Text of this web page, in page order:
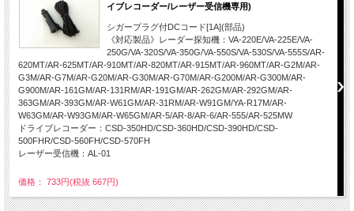
イブレコーダー/レーザー受信機専用)
シガープラグ付DCコード[1A](部品)
《対応製品》レーダー探知機：VA-220E/VA-225E/VA-
250G/VA-320S/VA-350G/VA-550S/VA-530S/VA-555S/AR-
620MT/AR-625MT/AR-910MT/AR-820MT/AR-915MT/AR-960MT/AR-G2M/AR-
G3M/AR-G7M/AR-G20M/AR-G30M/AR-G70M/AR-G200M/AR-G300M/AR-
G900M/AR-161GM/AR-131RM/AR-191GM/AR-262GM/AR-292GM/AR-
363GM/AR-393GM/AR-W61GM/AR-31RM/AR-W91GM/YA-R17M/AR-
W63GM/AR-W93GM/AR-W65GM/AR-5/AR-8/AR-6/AR-555/AR-525MW
ドライブレコーダー：CSD-350HD/CSD-360HD/CSD-390HD/CSD-
500FHR/CSD-560FH/CSD-570FH
レーザー受信機：AL-01
価格： 733円(税抜 667円)